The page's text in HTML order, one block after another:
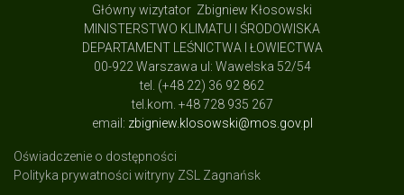
Główny wizytator Zbigniew Kłosowski
MINISTERSTWO KLIMATU I ŚRODOWISKA
DEPARTAMENT LEŚNICTWA I ŁOWIECTWA
00-922 Warszawa ul: Wawelska 52/54
tel. (+48 22) 36 92 862
tel.kom. +48 728 935 267
email: zbigniew.klosowski@mos.gov.pl
Oświadczenie o dostępności
Polityka prywatności witryny ZSL Zagnańsk